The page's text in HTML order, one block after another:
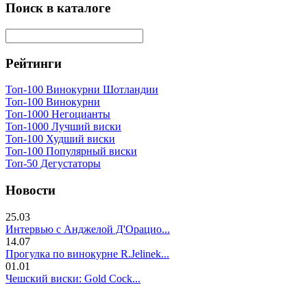
Поиск в каталоге
Рейтинги
Топ-100 Винокурни Шотландии
Топ-100 Винокурни
Топ-1000 Негоцианты
Топ-1000 Лучший виски
Топ-100 Худший виски
Топ-100 Популярный виски
Топ-50 Дегустаторы
Новости
25.03
Интервью с Анджелой Д'Орацио...
14.07
Прогулка по винокурне R.Jelinek...
01.01
Чешский виски: Gold Cock...